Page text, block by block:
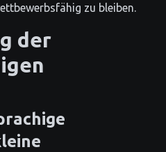
zu bleiben.
der